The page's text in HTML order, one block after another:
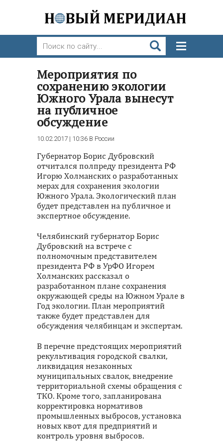
Мероприятия по
сохранению экологии
Южного Урала вынесут
на публичное
обсуждение
10.02.2017 | 10:36 В России
Губернатор Борис Дубровский
отчитался полпреду президента РФ
Игорю Холманских о разработанных
мерах для сохранения экологии
Южного Урала. Экологический план
будет представлен на публичное и
экспертное обсуждение.
Челябинский губернатор Борис
Дубровский на встрече с
полномочным представителем
президента РФ в УрФО Игорем
Холманских рассказал о
разработанном плане сохранения
окружающей среды на Южном Урале в
Год экологии. План мероприятий
также будет представлен для
обсуждения челябинцам и экспертам.
В перечне предстоящих мероприятий
рекультивация городской свалки,
ликвидация незаконных
муниципальных свалок, внедрение
территориальной схемы обращения с
ТКО. Кроме того, запланирована
корректировка нормативов
промышленных выбросов, установка
новых квот для предприятий и
контроль уровня выбросов.